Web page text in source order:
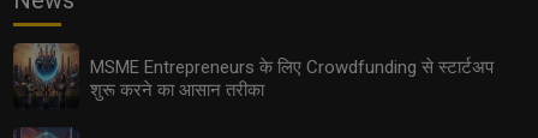
सरकार की नई स्कीम्स और सब्सिडी
MSME Entrepreneurs के लिए Crowdfunding से स्टार्टअप
शुरू करने का आसान तरीका